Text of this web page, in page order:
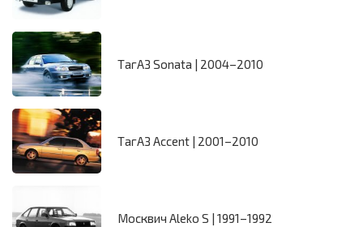
ТагАЗ Sonata | 2004–2010
ТагАЗ Accent | 2001–2010
Москвич Aleko S | 1991–1992